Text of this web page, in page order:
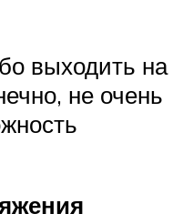
выходить на
не очень